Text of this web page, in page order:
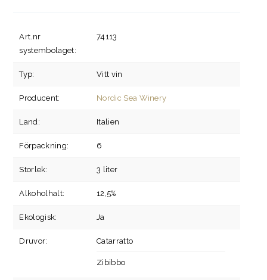
Art.nr
systembolaget:
74113
Typ: Vitt vin
Producent: Nordic Sea Winery
Land: Italien
Förpackning: 6
Storlek: 3 liter
Alkoholhalt: 12,5%
Ekologisk: Ja
Druvor: Catarratto
Zibibbo